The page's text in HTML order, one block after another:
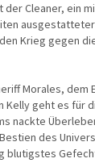
Cleaner, ein
Krieg gegen
Morales, dem
Kelly geht es für
nackte
des
blutigstes